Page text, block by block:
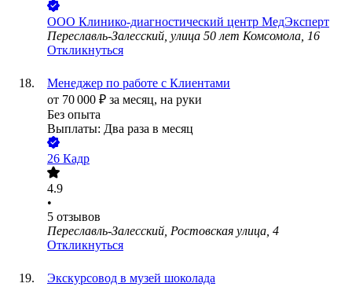
ООО Клинико-диагностический центр МедЭксперт
Переславль-Залесский, улица 50 лет Комсомола, 16
Откликнуться
Менеджер по работе с Клиентами
от 70 000 ₽ за месяц, на руки
Без опыта
Выплаты: Два раза в месяц
26 Кадр
4.9
•
5 отзывов
Переславль-Залесский, Ростовская улица, 4
Откликнуться
Экскурсовод в музей шоколада